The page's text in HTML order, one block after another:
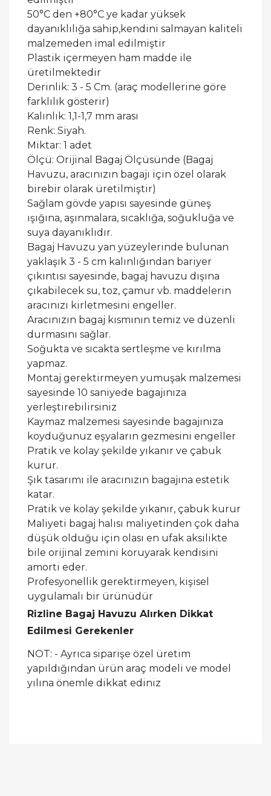
50°C den +80°C ye kadar yüksek
dayanıklılığa sahip,kendini salmayan kaliteli
malzemeden imal edilmiştir
Plastik içermeyen ham madde ile
üretilmektedir
Derinlik: 3 - 5 Cm. (araç modellerine göre
farklılık gösterir)
Kalınlık: 1,1-1,7 mm arası
Renk: Siyah.
Miktar: 1 adet
Ölçü: Orijinal Bagaj Ölçüsünde (Bagaj
Havuzu, aracınızın bagajı için özel olarak
birebir olarak üretilmiştir)
Sağlam gövde yapısı sayesinde güneş
ışığına, aşınmalara, sıcaklığa, soğukluğa ve
suya dayanıklıdır.
Bagaj Havuzu yan yüzeylerinde bulunan
yaklaşık 3 - 5 cm kalınlığından bariyer
çıkıntısı sayesinde, bagaj havuzu dışına
çıkabilecek su, toz, çamur vb. maddelerin
aracınızı kirletmesini engeller.
Aracınızın bagaj kısmının temiz ve düzenli
durmasını sağlar.
Soğukta ve sıcakta sertleşme ve kırılma
yapmaz.
Montaj gerektirmeyen yumuşak malzemesi
sayesinde 10 saniyede bagajınıza
yerleştirebilirsiniz
Kaymaz malzemesi sayesinde bagajınıza
koyduğunuz eşyaların gezmesini engeller
Pratik ve kolay şekilde yıkanır ve çabuk
kurur.
Şık tasarımı ile aracınızın bagajına estetik
katar.
Pratik ve kolay şekilde yıkanır, çabuk kurur
Maliyeti bagaj halısı maliyetinden çok daha
düşük olduğu için olası en ufak aksilikte
bile orijinal zemini koruyarak kendisini
amorti eder.
Profesyonellik gerektirmeyen, kişisel
uygulamalı bir ürünüdür
Rizline Bagaj Havuzu Alırken Dikkat
Edilmesi Gerekenler
NOT: - Ayrıca siparişe özel üretim
yapıldığından ürün araç modeli ve model
yılına önemle dikkat ediniz